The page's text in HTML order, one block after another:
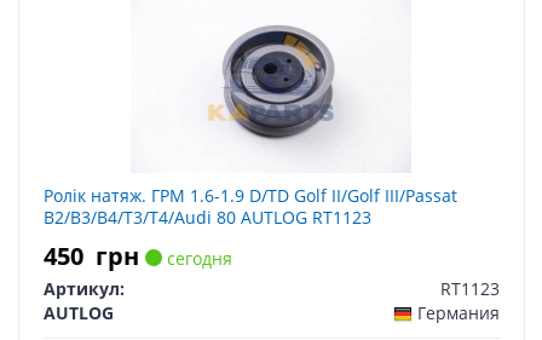
Ролік натяж. ГРМ 1.6-1.9 D/TD Golf II/Golf III/Passat
B2/B3/B4/T3/T4/Audi 80 AUTLOG RT1123
450 грн
сегодня
Артикул:
RT1123
AUTLOG
Германия